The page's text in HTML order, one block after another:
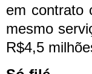
em contrato
mesmo
R$4,5